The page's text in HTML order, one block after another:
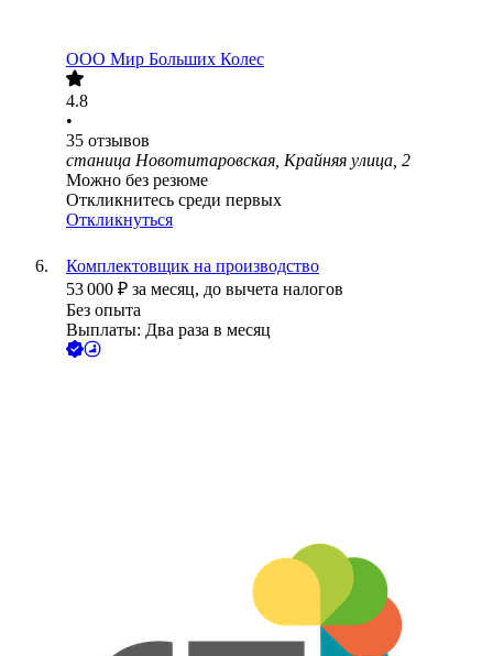
ООО Мир Больших Колес
4.8
•
35 отзывов
станица Новотитаровская, Крайняя улица, 2
Можно без резюме
Откликнитесь среди первых
Откликнуться
Комплектовщик на производство
53 000 ₽ за месяц, до вычета налогов
Без опыта
Выплаты: Два раза в месяц